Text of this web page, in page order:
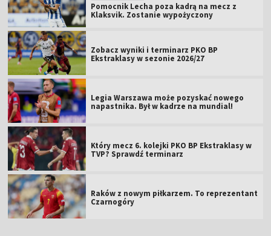
Pomocnik Lecha poza kadrą na mecz z
Klaksvik. Zostanie wypożyczony
Zobacz wyniki i terminarz PKO BP
Ekstraklasy w sezonie 2026/27
Legia Warszawa może pozyskać nowego
napastnika. Był w kadrze na mundial!
Który mecz 6. kolejki PKO BP Ekstraklasy w
TVP? Sprawdź terminarz
Raków z nowym piłkarzem. To reprezentant
Czarnogóry